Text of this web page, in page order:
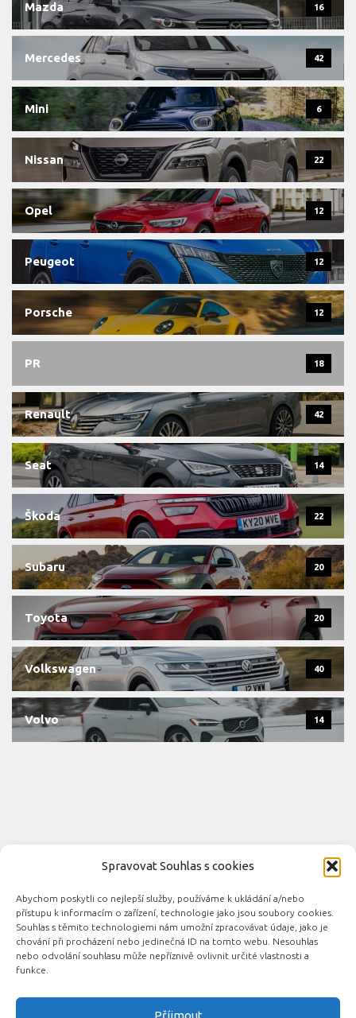
Spravovat Souhlas s cookies
Abychom poskytli co nejlepší služby, používáme k ukládání a/nebo
přístupu k informacím o zařízení, technologie jako jsou soubory cookies.
Souhlas s těmito technologiemi nám umožní zpracovávat údaje, jako je
chování při procházení nebo jedinečná ID na tomto webu. Nesouhlas
nebo odvolání souhlasu může nepříznivě ovlivnit určité vlastnosti a
funkce.
Příjmout
Mazda 16
Mercedes 42
Mini 6
Nissan 22
Opel 12
Peugeot 12
Porsche 12
PR 18
Renault 42
Seat 14
Škoda 22
Subaru 20
Toyota 20
Volkswagen 40
Volvo 14
Novinky automobilového průmyslu © 2026. Všechna práva
vyhrazena.
Podporováno - Designed with the Hueman theme